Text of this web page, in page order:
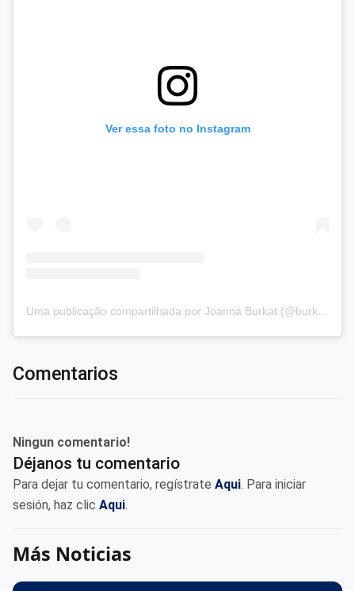
Ver essa foto no Instagram
Comentarios
Ningun comentario!
Déjanos tu comentario
Para dejar tu comentario, regístrate Aqui. Para iniciar
sesión, haz clic Aqui.
Más Noticias